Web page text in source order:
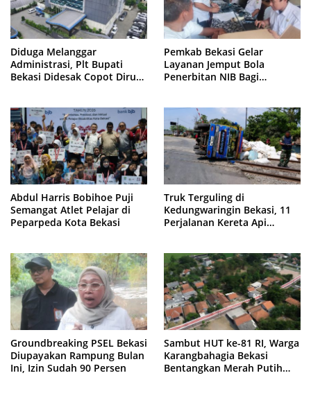
Diduga Melanggar
Administrasi, Plt Bupati
Bekasi Didesak Copot Dirum
Pemkab Bekasi Gelar
Layanan Jemput Bola
Penerbitan NIB Bagi
Abdul Harris Bobihoe Puji
Semangat Atlet Pelajar di
Peparpeda Kota Bekasi
Truk Terguling di
Kedungwaringin Bekasi, 11
Perjalanan Kereta Api
Groundbreaking PSEL Bekasi
Diupayakan Rampung Bulan
Ini, Izin Sudah 90 Persen
Sambut HUT ke-81 RI, Warga
Karangbahagia Bekasi
Bentangkan Merah Putih